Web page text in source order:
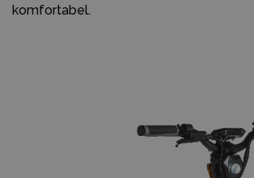
komfortabel.